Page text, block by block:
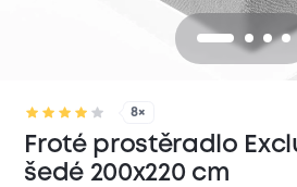
8×
Froté prostěradlo
šedé 200x220 cm